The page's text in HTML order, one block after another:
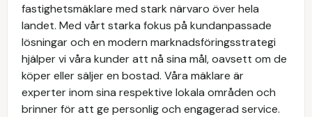
fastighetsmäklare med stark närvaro över hela
landet. Med vårt starka fokus på kundanpassade
lösningar och en modern marknadsföringsstrategi
hjälper vi våra kunder att nå sina mål, oavsett om de
köper eller säljer en bostad. Våra mäklare är
experter inom sina respektive lokala områden och
brinner för att ge personlig och engagerad service.